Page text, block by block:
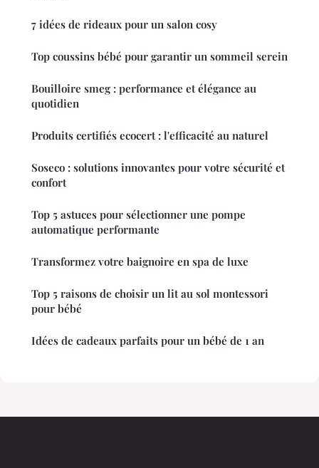
7 idées de rideaux pour un salon cosy
Top coussins bébé pour garantir un sommeil serein
Bouilloire smeg : performance et élégance au
quotidien
Produits certifiés ecocert : l'efficacité au naturel
Soseco : solutions innovantes pour votre sécurité et
confort
Top 5 astuces pour sélectionner une pompe
automatique performante
Transformez votre baignoire en spa de luxe
Top 5 raisons de choisir un lit au sol montessori
pour bébé
Idées de cadeaux parfaits pour un bébé de 1 an